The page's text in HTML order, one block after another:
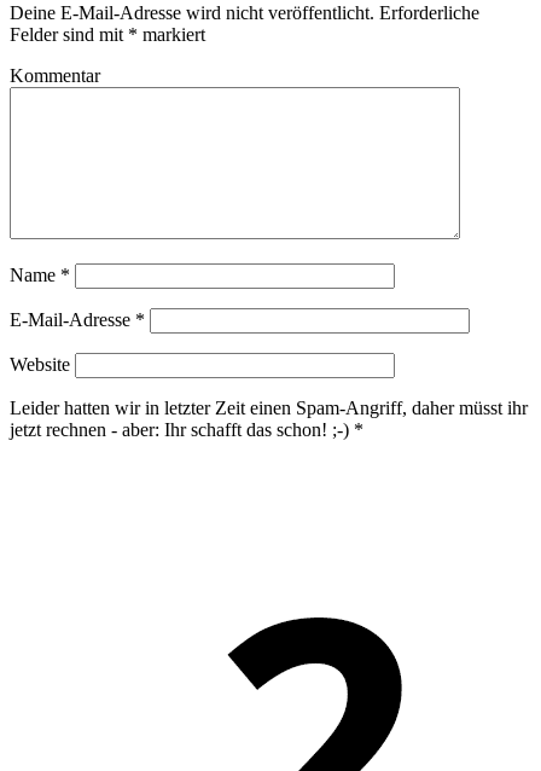
Deine E-Mail-Adresse wird nicht veröffentlicht. Erforderliche
Felder sind mit * markiert
Kommentar
Name *
E-Mail-Adresse *
Website
Leider hatten wir in letzter Zeit einen Spam-Angriff, daher müsst ihr
jetzt rechnen - aber: Ihr schafft das schon! ;-) *